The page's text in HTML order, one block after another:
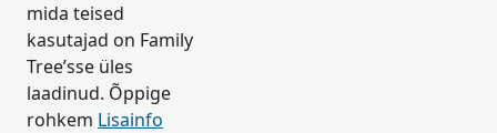
mida teised
kasutajad on Family
Tree’sse üles
laadinud. Õppige
rohkem Lisainfo